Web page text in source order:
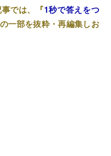
では、『1秒で答えをつ
一部を抜粋・再編集しお